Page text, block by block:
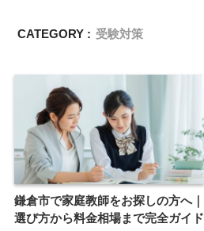
CATEGORY : 受験対策
鎌倉市で家庭教師をお探しの方へ｜
選び方から料金相場まで完全ガイド